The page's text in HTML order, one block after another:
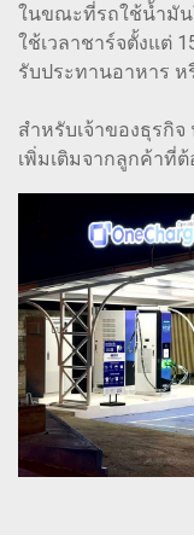
ในขณะที่รถใช้น้ำมัน
ใช้เวลาชาร์จตั้งแต่
รับประทานอาหาร
สำหรับเจ้าของธุรกิ
เพิ่มเติมจากลูกค้าที่